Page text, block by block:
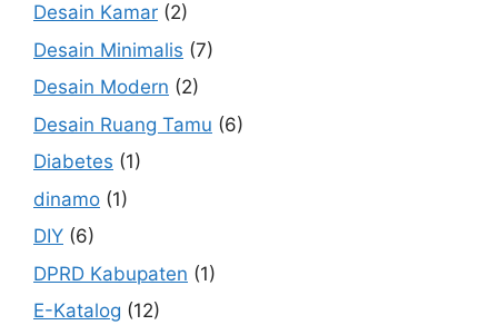
Desain Kamar (2)
Desain Minimalis (7)
Desain Modern (2)
Desain Ruang Tamu (6)
Diabetes (1)
dinamo (1)
DIY (6)
DPRD Kabupaten (1)
E-Katalog (12)